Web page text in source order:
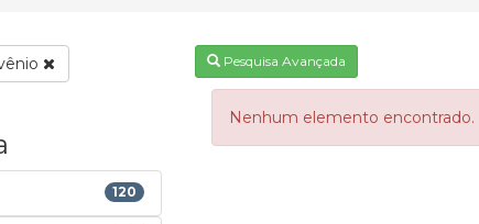
120
Pesquisa Avançada
Nenhum elemento encontrado.